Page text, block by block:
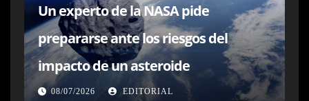
Un experto de la NASA pide
prepararse ante los riesgos del
impacto de un asteroide
08/07/2026 EDITORIAL